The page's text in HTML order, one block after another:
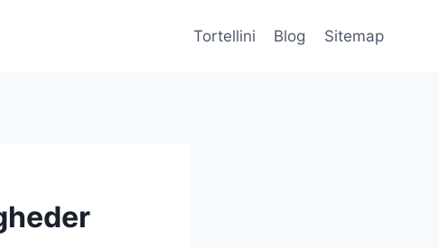
Tortellini Blog Sitemap